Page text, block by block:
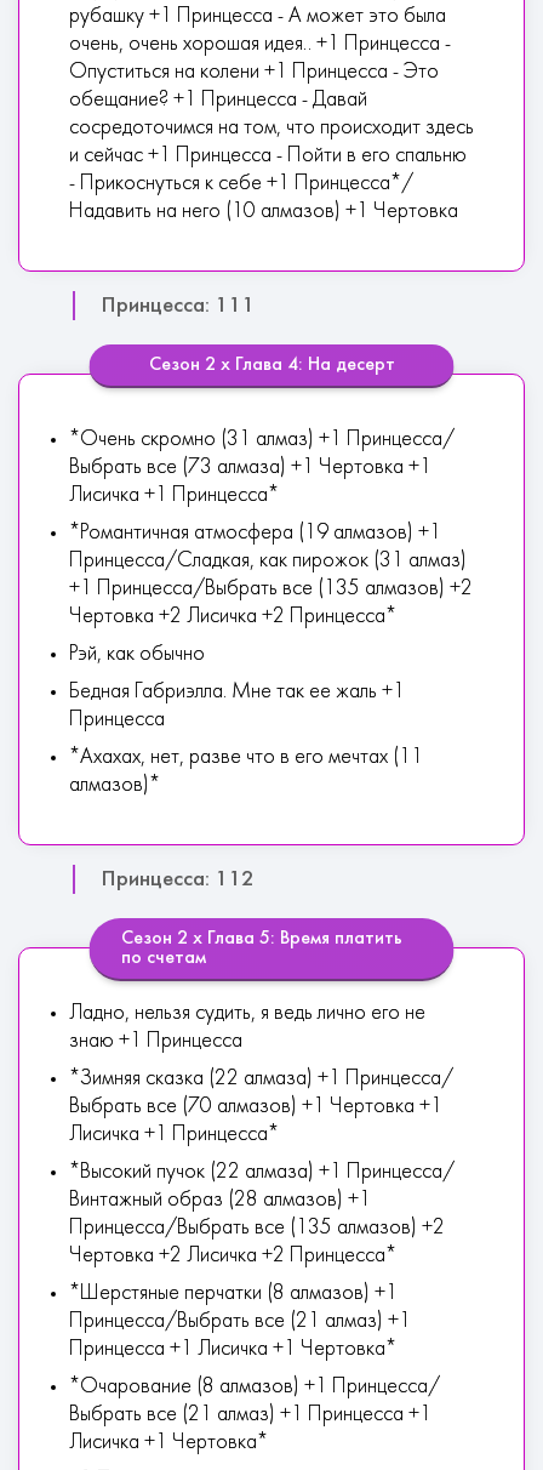
рубашку +1 Принцесса - А может это была
очень, очень хорошая идея.. +1 Принцесса -
Опуститься на колени +1 Принцесса - Это
обещание? +1 Принцесса - Давай
сосредоточимся на том, что происходит здесь
и сейчас +1 Принцесса - Пойти в его спальню
- Прикоснуться к себе +1 Принцесса*/
Надавить на него (10 алмазов) +1 Чертовка
Принцесса: 111
Сезон 2 х Глава 4: На десерт
*Очень скромно (31 алмаз) +1 Принцесса/
Выбрать все (73 алмаза) +1 Чертовка +1
Лисичка +1 Принцесса*
*Романтичная атмосфера (19 алмазов) +1
Принцесса/Сладкая, как пирожок (31 алмаз)
+1 Принцесса/Выбрать все (135 алмазов) +2
Чертовка +2 Лисичка +2 Принцесса*
Рэй, как обычно
Бедная Габриэлла. Мне так ее жаль +1
Принцесса
*Ахахах, нет, разве что в его мечтах (11
алмазов)*
Принцесса: 112
Сезон 2 х Глава 5: Время платить
по счетам
Ладно, нельзя судить, я ведь лично его не
знаю +1 Принцесса
*Зимняя сказка (22 алмаза) +1 Принцесса/
Выбрать все (70 алмазов) +1 Чертовка +1
Лисичка +1 Принцесса*
*Высокий пучок (22 алмаза) +1 Принцесса/
Винтажный образ (28 алмазов) +1
Принцесса/Выбрать все (135 алмазов) +2
Чертовка +2 Лисичка +2 Принцесса*
*Шерстяные перчатки (8 алмазов) +1
Принцесса/Выбрать все (21 алмаз) +1
Принцесса +1 Лисичка +1 Чертовка*
*Очарование (8 алмазов) +1 Принцесса/
Выбрать все (21 алмаз) +1 Принцесса +1
Лисичка +1 Чертовка*